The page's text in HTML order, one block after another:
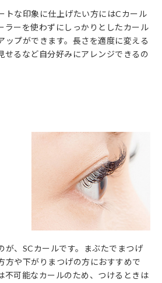
トな印象に仕上げたい方にはCカール
ラーを使わずにしっかりとしたカール
ップができます。長さを適度に変える
せるなど自分好みにアレンジできるの
が、SCカールです。まぶたでまつげ
方や下がりまつげの方におすすめで
不可能なカールのため、つけるときは